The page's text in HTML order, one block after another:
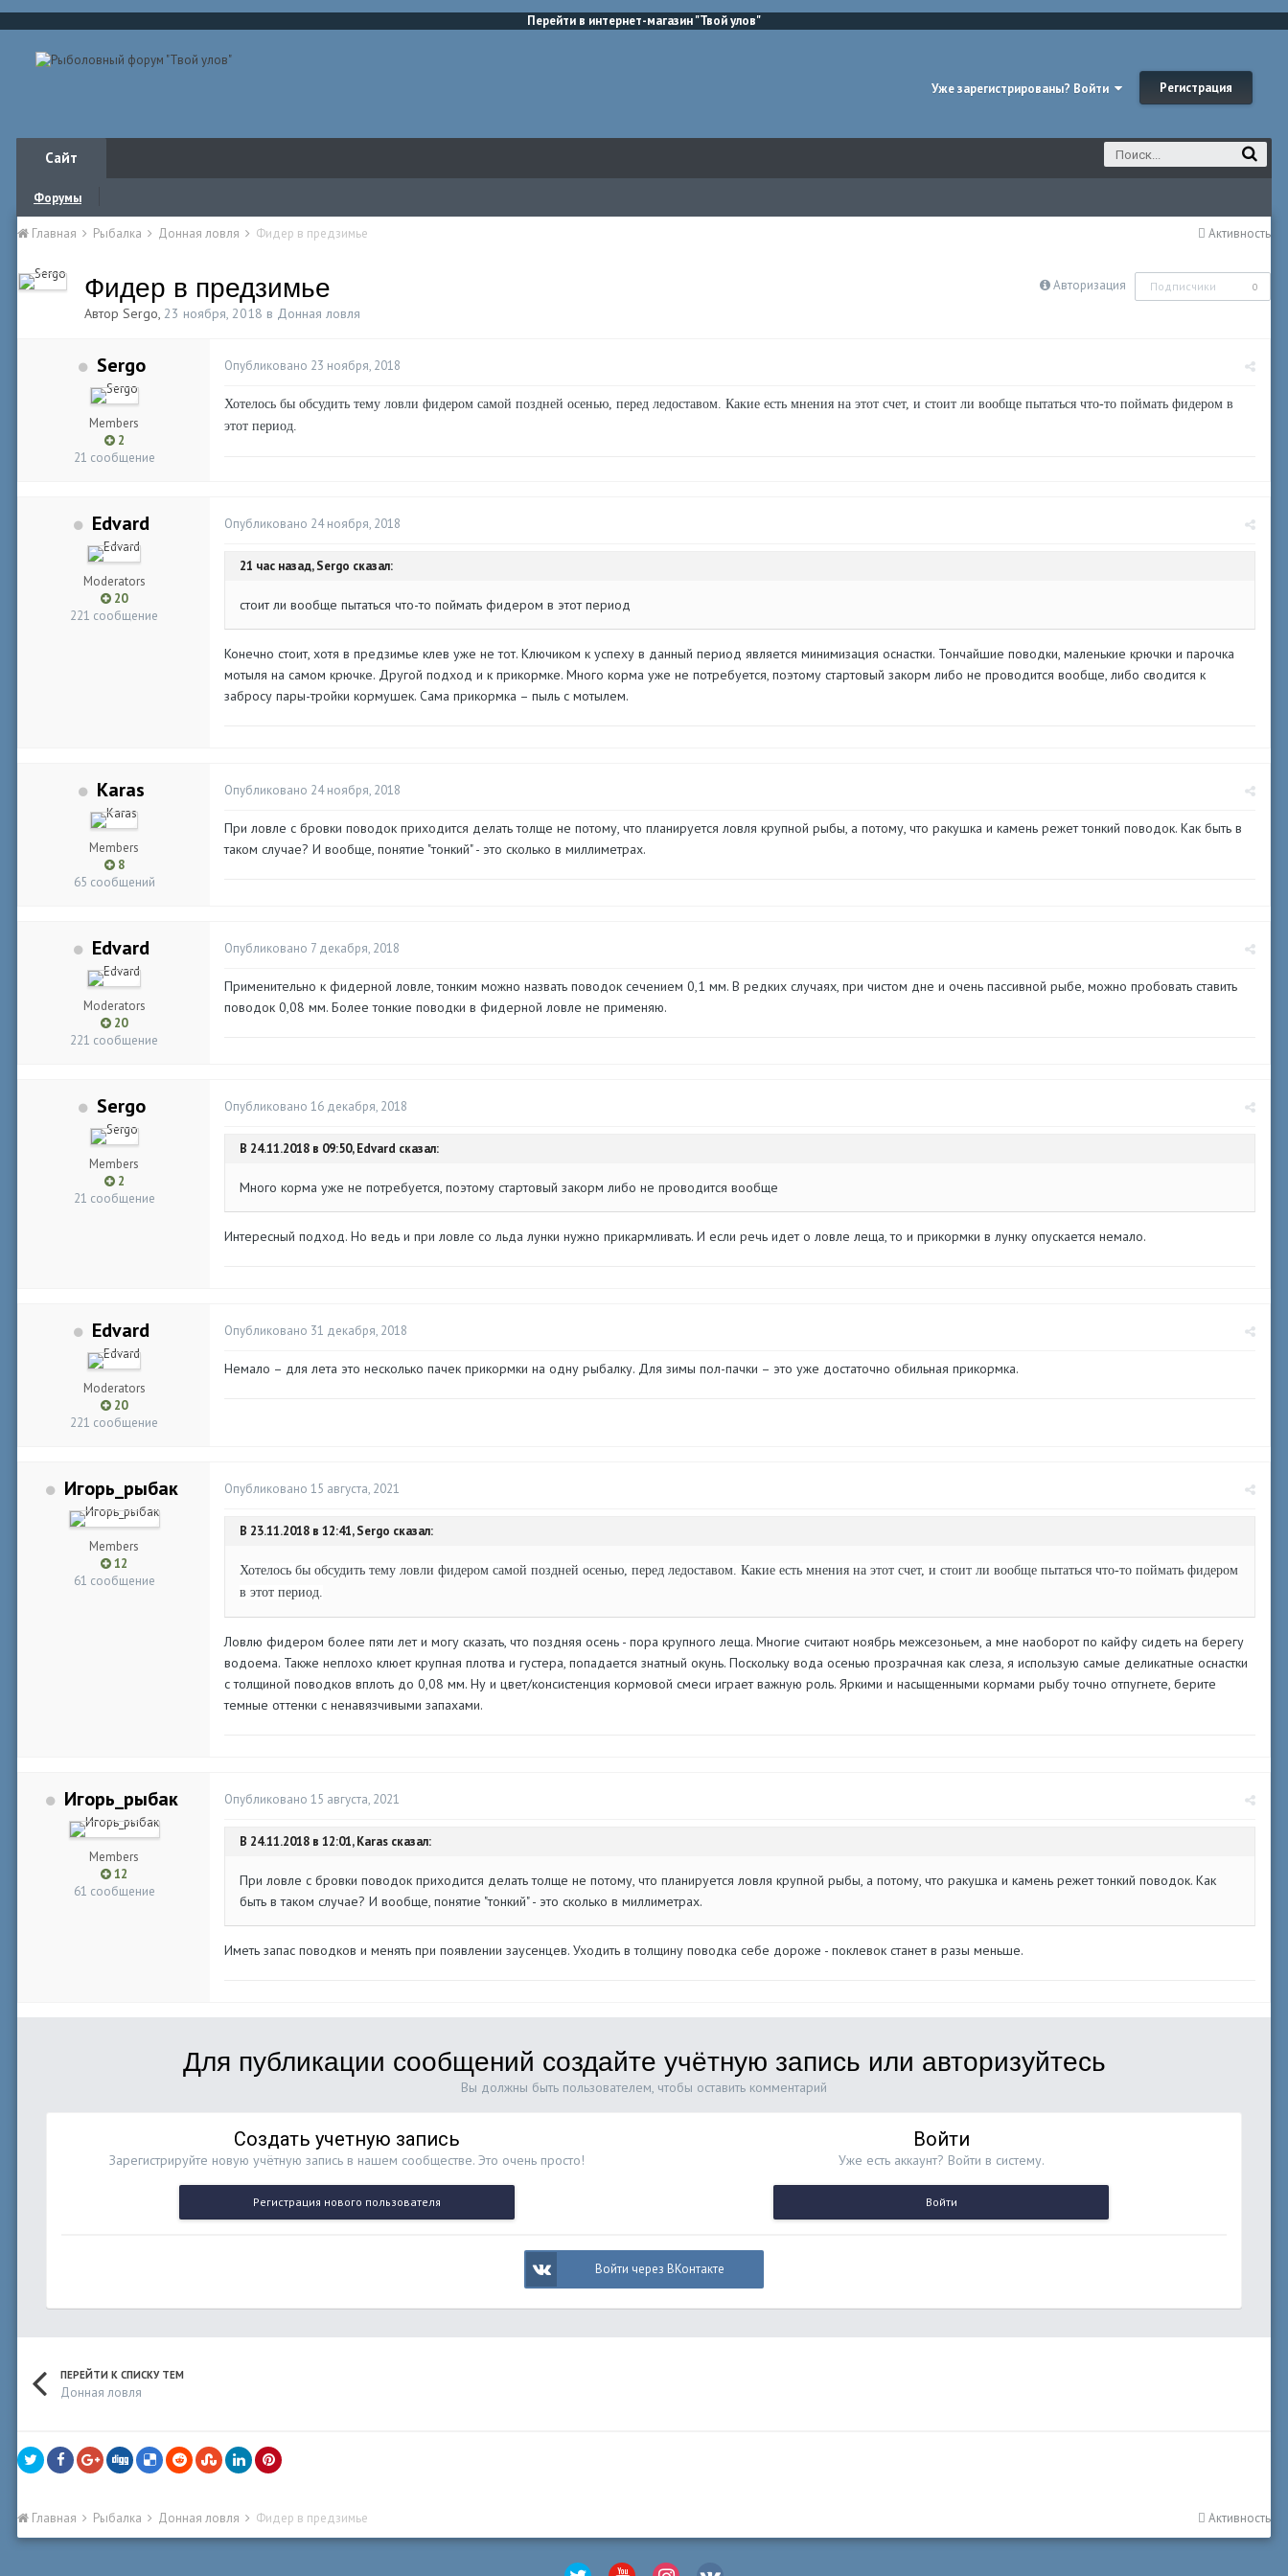
Перейти в интернет-магазин "Твой улов"
Уже зарегистрированы? Войти Регистрация
Сайт
Форумы
Активность
Главная Рыбалка Донная ловля Фидер в предзимье
Авторизация Подписчики 0
Фидер в предзимье
Автор Sergo, 23 ноября, 2018 в Донная ловля
Sergo
Members
2
21 сообщение
Опубликовано 23 ноября, 2018
Хотелось бы обсудить тему ловли фидером самой поздней осенью, перед ледоставом. Какие есть мнения на этот счет, и стоит ли вообще пытаться что-то поймать фидером в
этот период.
Edvard
Moderators
20
221 сообщение
Опубликовано 24 ноября, 2018
21 час назад, Sergo сказал:
стоит ли вообще пытаться что-то поймать фидером в этот период
Конечно стоит, хотя в предзимье клев уже не тот. Ключиком к успеху в данный период является минимизация оснастки. Тончайшие поводки, маленькие крючки и парочка
мотыля на самом крючке. Другой подход и к прикормке. Много корма уже не потребуется, поэтому стартовый закорм либо не проводится вообще, либо сводится к
забросу пары-тройки кормушек. Сама прикормка – пыль с мотылем.
Karas
Members
8
65 сообщений
Опубликовано 24 ноября, 2018
При ловле с бровки поводок приходится делать толще не потому, что планируется ловля крупной рыбы, а потому, что ракушка и камень режет тонкий поводок. Как быть в
таком случае? И вообще, понятие "тонкий" - это сколько в миллиметрах.
Edvard
Moderators
20
221 сообщение
Опубликовано 7 декабря, 2018
Применительно к фидерной ловле, тонким можно назвать поводок сечением 0,1 мм. В редких случаях, при чистом дне и очень пассивной рыбе, можно пробовать ставить
поводок 0,08 мм. Более тонкие поводки в фидерной ловле не применяю.
Sergo
Members
2
21 сообщение
Опубликовано 16 декабря, 2018
В 24.11.2018 в 09:50, Edvard сказал:
Много корма уже не потребуется, поэтому стартовый закорм либо не проводится вообще
Интересный подход. Но ведь и при ловле со льда лунки нужно прикармливать. И если речь идет о ловле леща, то и прикормки в лунку опускается немало.
Edvard
Moderators
20
221 сообщение
Опубликовано 31 декабря, 2018
Немало – для лета это несколько пачек прикормки на одну рыбалку. Для зимы пол-пачки – это уже достаточно обильная прикормка.
Игорь_рыбак
Members
12
61 сообщение
Опубликовано 15 августа, 2021
В 23.11.2018 в 12:41, Sergo сказал:
Хотелось бы обсудить тему ловли фидером самой поздней осенью, перед ледоставом. Какие есть мнения на этот счет, и стоит ли вообще пытаться что-то поймать фидером
в этот период.
Ловлю фидером более пяти лет и могу сказать, что поздняя осень - пора крупного леща. Многие считают ноябрь межсезоньем, а мне наоборот по кайфу сидеть на берегу
водоема. Также неплохо клюет крупная плотва и густера, попадается знатный окунь. Поскольку вода осенью прозрачная как слеза, я использую самые деликатные оснастки
с толщиной поводков вплоть до 0,08 мм. Ну и цвет/консистенция кормовой смеси играет важную роль. Яркими и насыщенными кормами рыбу точно отпугнете, берите
темные оттенки с ненавязчивыми запахами.
Игорь_рыбак
Members
12
61 сообщение
Опубликовано 15 августа, 2021
В 24.11.2018 в 12:01, Karas сказал:
При ловле с бровки поводок приходится делать толще не потому, что планируется ловля крупной рыбы, а потому, что ракушка и камень режет тонкий поводок. Как
быть в таком случае? И вообще, понятие "тонкий" - это сколько в миллиметрах.
Иметь запас поводков и менять при появлении заусенцев. Уходить в толщину поводка себе дороже - поклевок станет в разы меньше.
Для публикации сообщений создайте учётную запись или авторизуйтесь
Вы должны быть пользователем, чтобы оставить комментарий
Создать учетную запись
Зарегистрируйте новую учётную запись в нашем сообществе. Это очень просто!
Регистрация нового пользователя
Войти
Уже есть аккаунт? Войти в систему.
Войти
Войти через ВКонтакте
ПЕРЕЙТИ К СПИСКУ ТЕМ
Донная ловля
Активность
Главная Рыбалка Донная ловля Фидер в предзимье